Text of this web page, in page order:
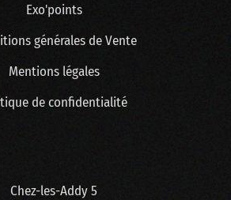
Exo'points
générales de Vente
Mentions légales
de confidentialité
Chez-les-Addy 5